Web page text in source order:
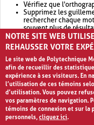
Vérifiez que
Supprimez les
rechercher chaque
souvent plus de
Envisagez d'élargir
retournera souvent
NOTRE SITE WEB
REHAUSSER VOTRE
Le site web de Polytechnique
afin de recueillir des
expérience à ses visiteurs. En
l’utilisation de ces témoins
d’utilisation. Vous pouvez
vos paramètres de navigation.
témoins de connexion et sur la
personnels,cliquez ici.